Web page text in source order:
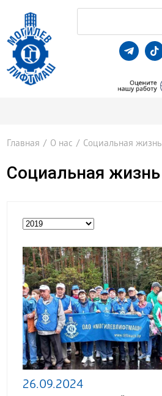
Главная / О нас / Социальная жизнь
Социальная жизнь
26.09.2024